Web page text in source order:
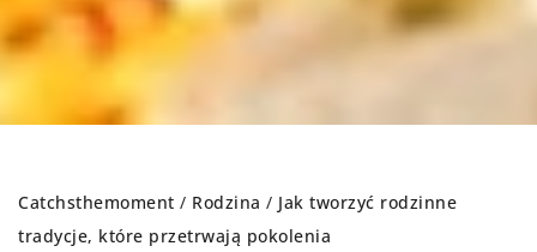
Catchsthemoment / Rodzina / Jak tworzyć rodzinne
tradycje, które przetrwają pokolenia